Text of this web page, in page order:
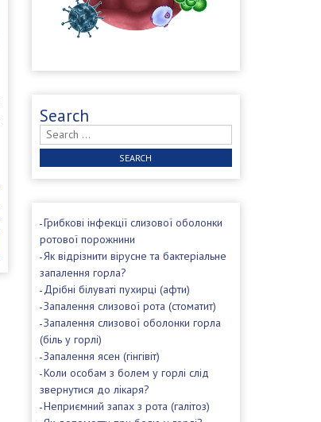
Search
Search
for:
Грибкові інфекції слизової оболонки
ротової порожнини
Як відрізнити вірусне та бактеріальне
запалення горла?
Дрібні білуваті пухирці (афти)
Запалення слизової рота (стоматит)
Запалення слизової оболонки горла
(біль у горлі)
Запалення ясен (гінгівіт)
Коли особам з болем у горлі слід
звернутися до лікаря?
Неприємний запах з рота (галітоз)